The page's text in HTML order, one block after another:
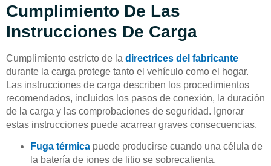
Cumplimiento De Las
Instrucciones De Carga
Cumplimiento estricto de la directrices del fabricante
durante la carga protege tanto el vehículo como el hogar.
Las instrucciones de carga describen los procedimientos
recomendados, incluidos los pasos de conexión, la duración
de la carga y las comprobaciones de seguridad. Ignorar
estas instrucciones puede acarrear graves consecuencias.
Fuga térmica puede producirse cuando una célula de
la batería de iones de litio se sobrecalienta,